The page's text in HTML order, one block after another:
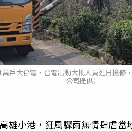
戶大停電，台電出動大批人員連日搶修
公司提供）
雄小港，狂風驟雨無情肆虐